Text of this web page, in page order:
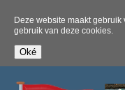
Deze website maakt
gebruik van deze cookies.